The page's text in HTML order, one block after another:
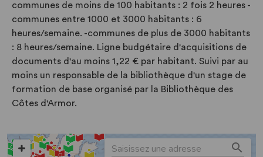
communes de moins de 100 habitants : 2 fois 2 heures -
communes entre 1000 et 3000 habitants : 6
heures/semaine. -communes de plus de 3000 habitants
: 8 heures/semaine. Ligne budgétaire d'acquisitions de
documents d'au moins 1,22 € par habitant. Suivi par au
moins un responsable de la bibliothèque d'un stage de
formation de base organisé par la Bibliothèque des
Côtes d'Armor.